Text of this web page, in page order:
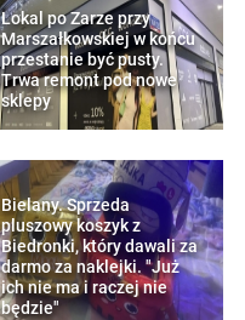
Lokal po Zarze przy
Marszałkowskiej w końcu
przestanie być pusty.
Trwa remont pod nowe
sklepy
Bielany. Sprzeda
pluszowy koszyk z
Biedronki, który dawali za
darmo za naklejki. "Już
ich nie ma i raczej nie
będzie"